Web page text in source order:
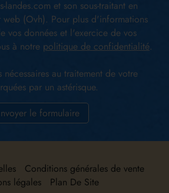
landes.com et son sous-traitant en
web (Ovh). Pour plus d'informations
vos données et l'exercice de vos
à notre politique de confidentialité.
au traitement de votre
par un astérisque.
le formulaire
Conditions générales de vente
légales
Plan De Site